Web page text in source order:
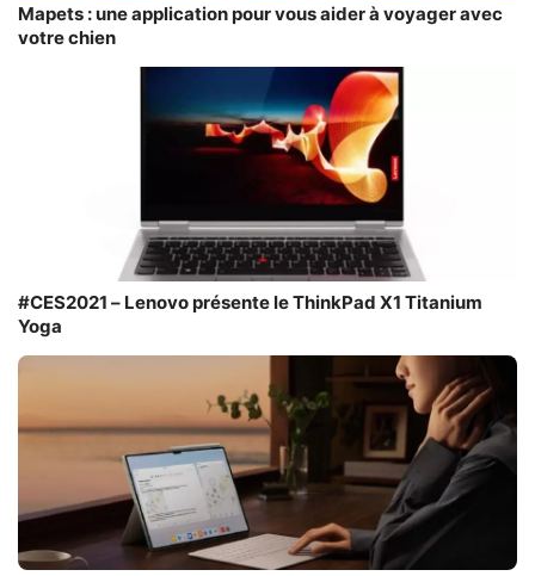
Mapets : une application pour vous aider à voyager avec
votre chien
#CES2021 – Lenovo présente le ThinkPad X1 Titanium
Yoga